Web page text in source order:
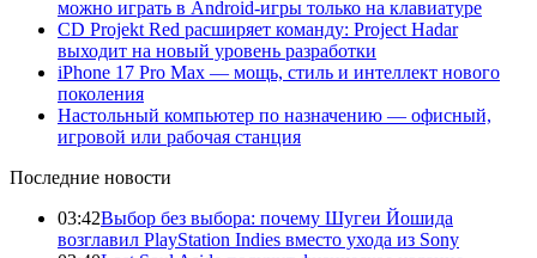
можно играть в Android-игры только на клавиатуре
CD Projekt Red расширяет команду: Project Hadar
выходит на новый уровень разработки
iPhone 17 Pro Max — мощь, стиль и интеллект нового
поколения
Настольный компьютер по назначению — офисный,
игровой или рабочая станция
Последние новости
03:42Выбор без выбора: почему Шугеи Йошида
возглавил PlayStation Indies вместо ухода из Sony